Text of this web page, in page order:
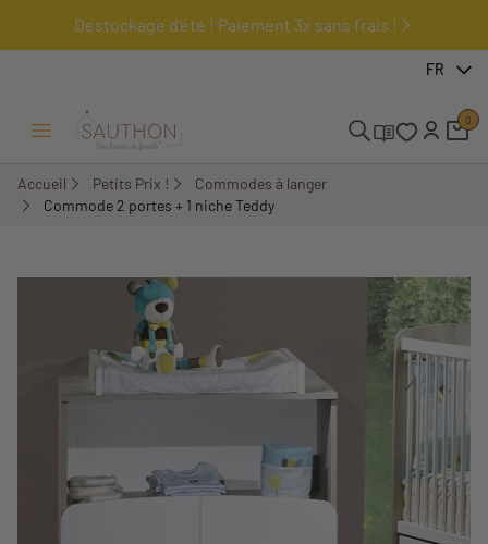
Destockage d'été ! Paiement 3x sans frais !
FR
Ouvrir/Fermer menu
0
Accueil Petits Prix !
Commodes à langer
Commode 2 portes + 1 niche Teddy
-29,58%